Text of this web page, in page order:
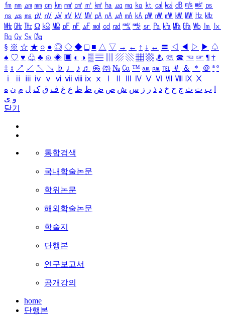
㎙ ㎚ ㎛ ㎜ ㎝ ㎞ ㎟ ㎠ ㎡ ㎢ ㏊ ㎍ ㎎ ㎏ ㏏ ㎈ ㎉ ㏈ ㎧ ㎨ ㎰
㎱ ㎲ ㎳ ㎴ ㎵ ㎶ ㎷ ㎸ ㎹ ㎀ ㎁ ㎂ ㎃ ㎄ ㎺ ㎻ ㎽ ㎾ ㎿ ㎐ ㎑
㎒ ㎓ ㎔ Ω ㏀ ㏁ ㎊ ㎋ ㎌ ㏖ ㏅ ㎭ ㎮ ㎯ ㏛ ㎩ ㎪ ㎫ ㎬ ㏝ ㏐
㏓
㏃ ㏉ ㏜ ㏆
§ ※ ☆ ★ ○ ● ◎ ◇ ◆ □ ■ △ ▽ → ← ↑ ↓ ↔ 〓 ◁ ◀ ▷ ▶ ♤
♠ ♡ ♥ ♧ ♣ ⊙ ◈ ▣ ◐ ◑ ▒ ▤ ▨ ▧ ▦ ▩ ♨ ☏ ☎ ☜ ☞ ¶ †
‡ ↕ ↗ ↙ ↖ ↘ ♭ ♩ ♪ ♬ ㉿ ㈜ № ㏇ ™ ㏂ ㏘ ℡ ＃ ＆ ＊ ＠ ª º
ⅰ
ⅱ ⅲ ⅳ ⅴ ⅵ ⅶ ⅷ ⅸ ⅹ Ⅳ Ⅴ Ⅵ Ⅶ Ⅷ Ⅸ Ⅹ
ب ت ث ج ح خ د ذ ر ز س ش ص ض ط ظ ع غ ف ق ک ل م ن ه
و ی
닫기
통합검색
국내학술논문
학위논문
해외학술논문
학술지
단행본
연구보고서
공개강의
home
단행본